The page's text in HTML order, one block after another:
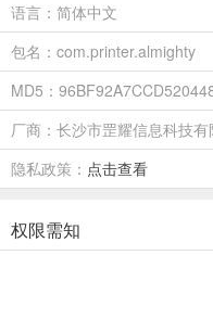
语言：简体中文
包名：com.printer.almighty
MD5：
厂商：长沙市罡耀信息科技有
隐私政策： 点击查看
权限需知